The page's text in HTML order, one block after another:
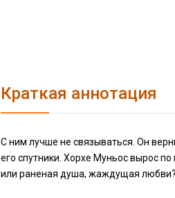
Краткая аннотация
С ним лучше не связываться. Он
его спутники. Хорхе Муньос вырос
или раненая душа, жаждущая любви?